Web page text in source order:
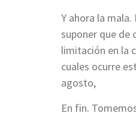
Y ahora la
suponer que de
limitación en la
cuales ocurre
agosto,
En fin.